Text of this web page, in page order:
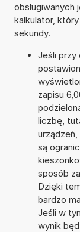
kalkulator, który
sekundy.
Jeśli przy
zapisu
liczbę,
są
sposób
Dzięki
bardzo
Jeśli w
wynik